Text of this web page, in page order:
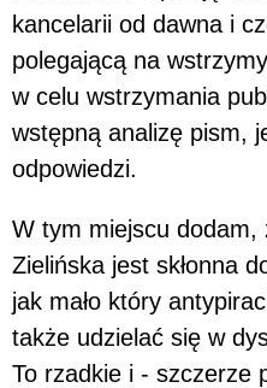
kancelarii od dawna i
polegającą na
w celu wstrzymania
wstępną analizę pism,
odpowiedzi.
W tym miejscu dodam,
Zielińska jest skłonna
jak mało który
także udzielać się w
To rzadkie i - szczerze